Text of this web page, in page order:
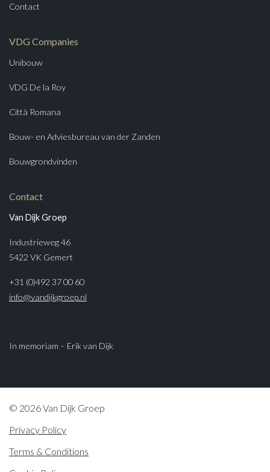
Contact
VDG Companies
Unibouw
VDG De la Roy
Città Romana
Bouw- en Adviesbureau van der Zanden
Bouwgrondvinden
Contact
Van Dijk Groep
Industrieweg 46
5422 VK Gemert
+31 (0)492 37 00 60
info@vandijkgroep.nl
In memoriam – Erik van Dijk
© 2026 Van Dijk Groep
Privacy Policy
Terms & Conditions